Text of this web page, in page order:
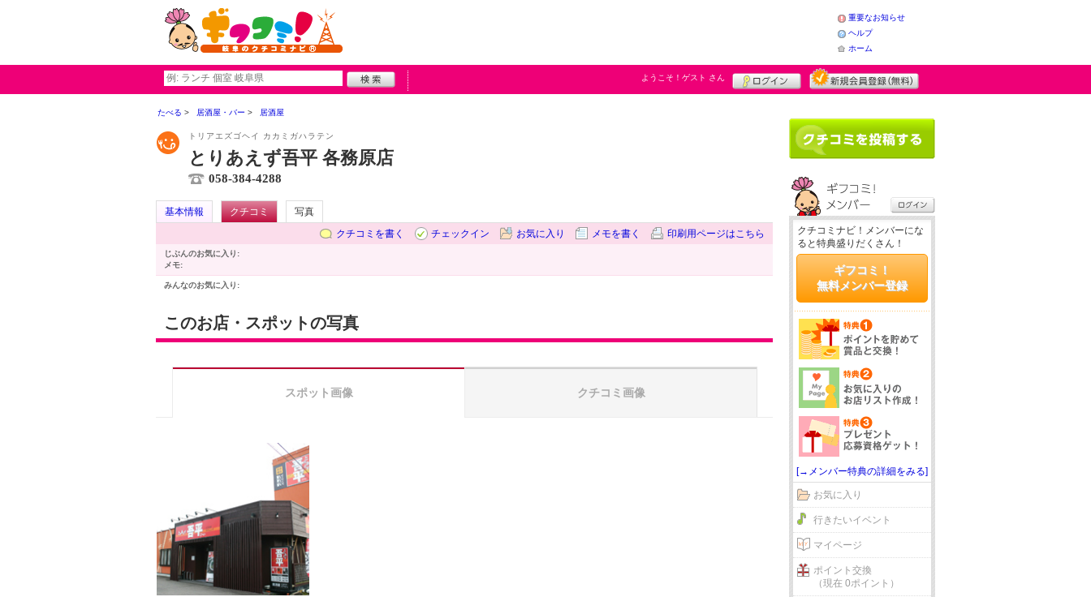
重要なお知らせ
ヘルプ
ホーム
ようこそ！ ゲスト さん
たべる 居酒屋・バー 居酒屋
トリアエズゴヘイ カカミガハラテン
とりあえず吾平 各務原店
058-384-4288
基本情報 クチコミ
写真
クチコミを書く
チェックイン お気に入り メモを書く 印刷用ページはこちら
じぶんのお気に入り:
メモ:
みんなのお気に入り:
このお店・スポットの写真
スポット画像 クチコミ画像
クチコミナビ！メンバーにな
ると特典盛りだくさん！
ギフコミ！
無料メンバー登録
[→メンバー特典の詳細をみる]
お気に入り
行きたいイベント
マイページ
ポイント交換
（現在 0ポイント）